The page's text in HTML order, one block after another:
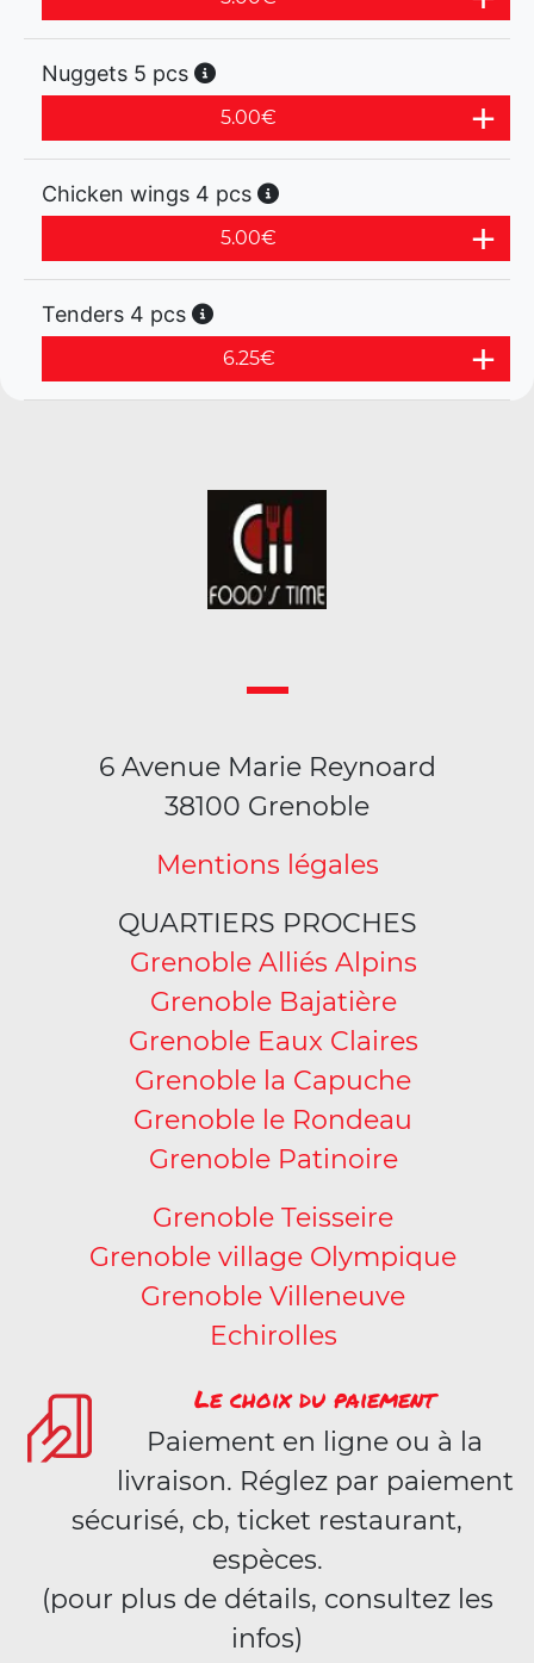
Nuggets 5 pcs
5.00€
Chicken wings 4 pcs
5.00€
Tenders 4 pcs
6.25€
6 Avenue Marie Reynoard
38100 Grenoble
Mentions légales
QUARTIERS PROCHES
Grenoble Alliés Alpins
Grenoble Bajatière
Grenoble Eaux Claires
Grenoble la Capuche
Grenoble le Rondeau
Grenoble Patinoire
Grenoble Teisseire
Grenoble village Olympique
Grenoble Villeneuve
Echirolles
Le choix du paiement
Paiement en ligne ou à la
livraison. Réglez par paiement
sécurisé, cb, ticket restaurant,
espèces.
(pour plus de détails, consultez les
infos)